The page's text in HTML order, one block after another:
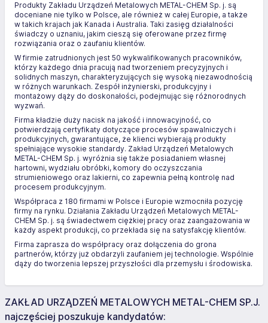
Produkty Zakładu Urządzeń Metalowych METAL-CHEM Sp. j. są
doceniane nie tylko w Polsce, ale również w całej Europie, a także
w takich krajach jak Kanada i Australia. Taki zasięg działalności
świadczy o uznaniu, jakim cieszą się oferowane przez firmę
rozwiązania oraz o zaufaniu klientów.
W firmie zatrudnionych jest 50 wykwalifikowanych pracowników,
którzy każdego dnia pracują nad tworzeniem precyzyjnych i
solidnych maszyn, charakteryzujących się wysoką niezawodnością
w różnych warunkach. Zespół inżynierski, produkcyjny i
montażowy dąży do doskonałości, podejmując się różnorodnych
wyzwań.
Firma kładzie duży nacisk na jakość i innowacyjność, co
potwierdzają certyfikaty dotyczące procesów spawalniczych i
produkcyjnych, gwarantujące, że klienci wybierają produkty
spełniające wysokie standardy. Zakład Urządzeń Metalowych
METAL-CHEM Sp. j. wyróżnia się także posiadaniem własnej
hartowni, wydziału obróbki, komory do oczyszczania
strumieniowego oraz lakierni, co zapewnia pełną kontrolę nad
procesem produkcyjnym.
Współpraca z 180 firmami w Polsce i Europie wzmocniła pozycję
firmy na rynku. Działania Zakładu Urządzeń Metalowych METAL-
CHEM Sp. j. są świadectwem ciężkiej pracy oraz zaangażowania w
każdy aspekt produkcji, co przekłada się na satysfakcję klientów.
Firma zaprasza do współpracy oraz dołączenia do grona
partnerów, którzy już obdarzyli zaufaniem jej technologie. Wspólnie
dąży do tworzenia lepszej przyszłości dla przemysłu i środowiska.
ZAKŁAD URZĄDZEŃ METALOWYCH METAL-CHEM SP.J.
najczęściej poszukuje kandydatów: